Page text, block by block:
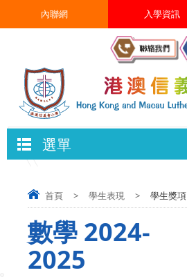
入學資訊
內聯網
選單
首頁 > 學生表現 > 學生獎項
數學 2024-
2025